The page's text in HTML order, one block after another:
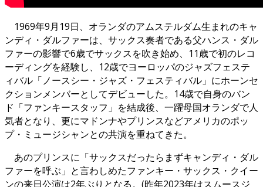
1969年9月19日、オランダのアムステルダム生まれのキャ
ンディ・ダルファーは、サックス奏者である父ハンス・ダル
ファーの影響で6歳でサックスを吹き始め、11歳で初のレコ
ーディングを経験し、12歳でヨーロッパのジャズフェステ
ィバル「ノースシー・ジャズ・フェスティバル」にホーンセ
クションメンバーとしてデビューした。14歳で自身のバン
ド「ファンキースタッフ」を結成後、一躍母国オランダで人
気者となり、更にマドンナやプリンスなどアメリカのポッ
プ・ミュージシャンとの共演を重ねてきた。
あのプリンスに「サックスだったらまずキャンディ・ダル
ファーを呼ぶ」と言わしめたファンキー・サックス・クイー
ンの来日公演は2年ぶりとなる。(昨年2023年はスムースジ